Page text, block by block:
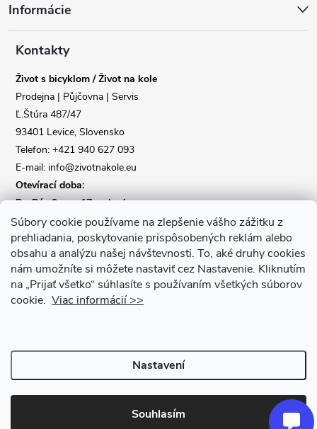
Súbory cookie používame na zlepšenie vášho zážitku z
prehliadania, poskytovanie prispôsobených reklám alebo
obsahu a analýzu našej návštevnosti. To, aké druhy cookies
nám umožníte si môžete nastaviť cez Nastavenie. Kliknutím
na „Prijať všetko“ súhlasíte s používaním všetkých súborov
cookie. Viac informácií >>
Nastavení
Souhlasím
pInformácie
Kontakty
Život s bicyklom / Život na kole
Prodejna | Půjčovna | Servis
Ľ.Štúra 487/47
93401 Levice, Slovensko
Telefon: +421 940 627 093
E-mail: info@zivotnakole.eu
Otevírací doba:
Po-Pá : 9,oo - 17,oo hod
So : 9,oo - 12,oo | Ne : Zavřeno
Kontaktní formulář
Copyright 2026Život na kole. Všechna práva vyhrazena.Upravit
nastavení cookies